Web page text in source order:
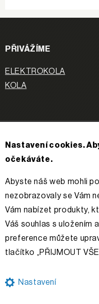
PŘIVÁŽÍME
ELEKTROKOLA
KOLA
APACHE
O nás
Příběh
Sledujte nás
Nastavení cookies.
očekáváte.
Abyste náš web mohli
nezobrazovaly se Vám
Vám nabízet produkty,
Váš souhlas s uložením
preference můžete
tlačítko „PŘIJMOUT
Nastavení